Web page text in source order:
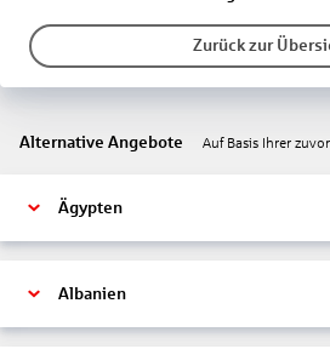
Zurück zur
Alternative Angebote Auf Basis Ihrer
Ägypten
Albanien